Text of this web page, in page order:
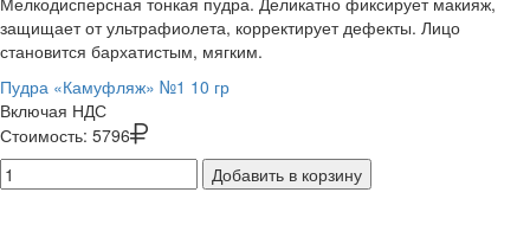
защищает от ультрафиолета, корректирует дефекты. Лицо
становится бархатистым, мягким.
Пудра «Камуфляж» №1 10 гр
Включая НДС
Стоимость: 5796
Добавить в корзину